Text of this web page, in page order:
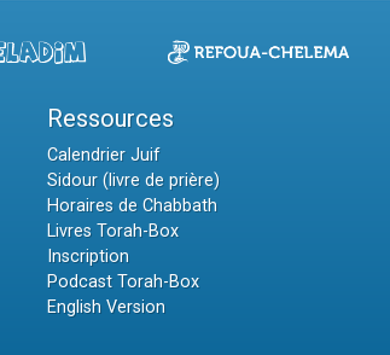
Ressources
Calendrier Juif
Sidour (livre de prière)
Horaires de Chabbath
Livres Torah-Box
Inscription
Podcast Torah-Box
English Version